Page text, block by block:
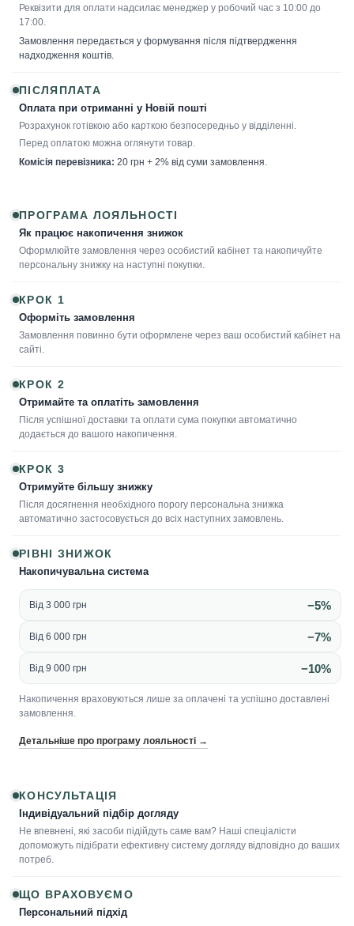
Реквізити для оплати надсилає менеджер у робочий час з 10:00 до
17:00.
Замовлення передається у формування після підтвердження
надходження коштів.
ПІСЛЯПЛАТА
Оплата при отриманні у Новій пошті
Розрахунок готівкою або карткою безпосередньо у відділенні.
Перед оплатою можна оглянути товар.
Комісія перевізника: 20 грн + 2% від суми замовлення.
ПРОГРАМА ЛОЯЛЬНОСТІ
Як працює накопичення знижок
Оформлюйте замовлення через особистий кабінет та накопичуйте
персональну знижку на наступні покупки.
КРОК 1
Оформіть замовлення
Замовлення повинно бути оформлене через ваш особистий кабінет на
сайті.
КРОК 2
Отримайте та оплатіть замовлення
Після успішної доставки та оплати сума покупки автоматично
додається до вашого накопичення.
КРОК 3
Отримуйте більшу знижку
Після досягнення необхідного порогу персональна знижка
автоматично застосовується до всіх наступних замовлень.
РІВНІ ЗНИЖОК
Накопичувальна система
Від 3 000 грн −5%
Від 6 000 грн −7%
Від 9 000 грн −10%
Накопичення враховуються лише за оплачені та успішно доставлені
замовлення.
Детальніше про програму лояльності →
КОНСУЛЬТАЦІЯ
Індивідуальний підбір догляду
Не впевнені, які засоби підійдуть саме вам? Наші спеціалісти
допоможуть підібрати ефективну систему догляду відповідно до ваших
потреб.
ЩО ВРАХОВУЄМО
Персональний підхід